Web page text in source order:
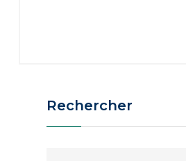
Rechercher